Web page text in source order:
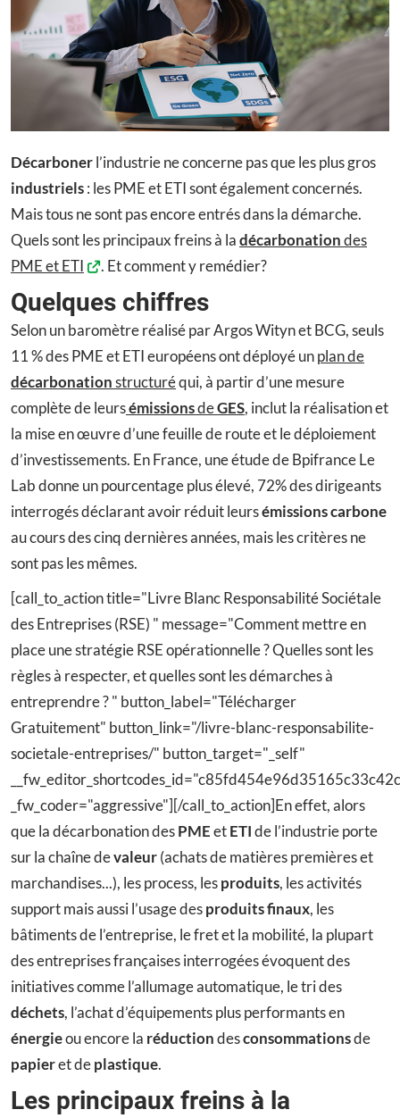
Décarbonerl’industrie ne concerne pas que les plus gros
industriels: les PME et ETI sont également concernés.
Mais tous ne sont pas encore entrés dans la démarche.
Quels sont les principaux freins à ladécarbonationdes
PME et ETI
. Et comment y remédier?
Quelques chiffres
Selon un baromètre réalisé par Argos Wityn et BCG, seuls
11 % des PME et ETI européens ont déployé unplan de
décarbonationstructuréqui, à partir d’une mesure
complète de leursémissionsdeGES, inclut la réalisation et
la mise en œuvre d’une feuille de route et le déploiement
d’investissements. En France, une étude de Bpifrance Le
Lab donne un pourcentage plus élevé, 72% des dirigeants
interrogés déclarant avoir réduit leursémissions carbone
au cours des cinq dernières années, mais les critères ne
sont pas les mêmes.
[call_to_action title="Livre Blanc Responsabilité Sociétale
des Entreprises (RSE) " message="Comment mettre en
place une stratégie RSE opérationnelle ? Quelles sont les
règles à respecter, et quelles sont les démarches à
entreprendre ? " button_label="Télécharger
Gratuitement" button_link="/livre-blanc-responsabilite-
societale-entreprises/" button_target="_self"
_fw_coder="aggressive"][/call_to_action]En effet, alors
que la décarbonation desPMEetETIde l’industrie porte
sur la chaîne devaleur(achats de matières premières et
marchandises...), les process, lesproduits, les activités
support mais aussi l’usage desproduits finaux, les
bâtiments de l’entreprise, le fret et la mobilité, la plupart
des entreprises françaises interrogées évoquent des
initiatives comme l’allumage automatique, le tri des
déchets, l’achat d’équipements plus performants en
énergieou encore la réductiondesconsommationsde
papieret deplastique.
Les principaux freins à la